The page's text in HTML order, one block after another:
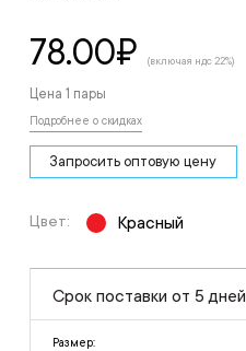
78.00₽ (включая ндс 22%)
Цена 1 пары
Подробнее о скидках
Запросить оптовую цену
Цвет: Красный
Срок поставки от 5 дней
Размер: